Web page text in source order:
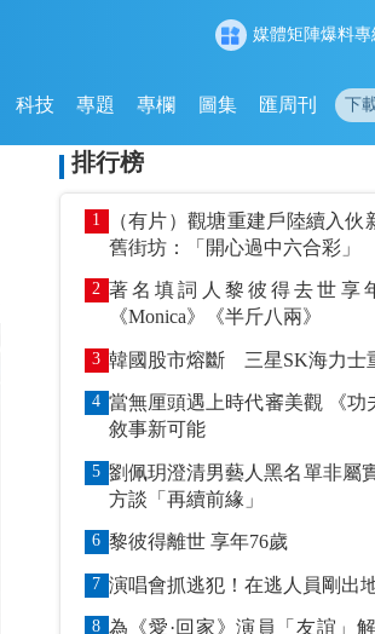
媒體矩陣爆料專
科技 專題 專欄 圖集 匯周刊 下
排行榜
1
（有片）觀塘重建戶陸續入
舊街坊：「開心過中六合彩」
2 著名填詞人黎彼得去世
《Monica》《半斤八兩》
3 韓國股市熔斷 三星SK海力士
4 當無厘頭遇上時代審美觀 《功夫女足》探索女性
敘事新可能
5 劉佩玥澄清男藝人黑名單非屬實 阮浩棕何沛珈
方談「再續前緣」
6 黎彼得離世 享年76歲
7 演唱會抓逃犯！在逃人員剛出
8 為《愛·回家》演員「友誼」解畫 單立文指